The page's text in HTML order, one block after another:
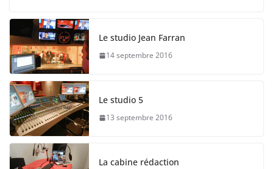
Le studio Jean Farran
14 septembre 2016
Le studio 5
13 septembre 2016
La cabine rédaction